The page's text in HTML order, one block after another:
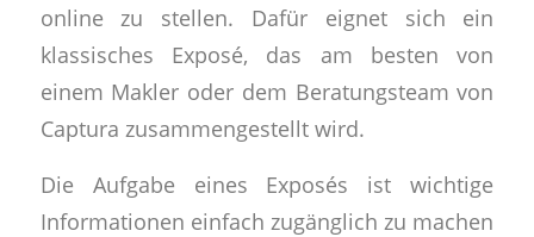
online zu stellen. Dafür eignet sich ein
klassisches Exposé, das am besten von
einem Makler oder dem Beratungsteam von
Captura zusammengestellt wird.
Die Aufgabe eines Exposés ist wichtige
Informationen einfach zugänglich zu machen